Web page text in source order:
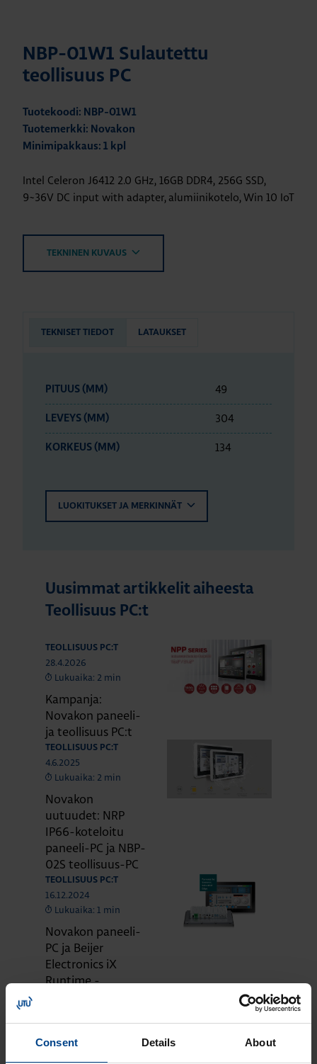
Consent Details About
NBP-01W1 Sulautettu
teollisuus PC
Tuotekoodi: NBP-01W1
Tuotemerkki: Novakon
Minimipakkaus: 1 kpl
Intel Celeron J6412 2.0 GHz, 16GB DDR4, 256G SSD,
9~36V DC input with adapter, alumiinikotelo, Win 10 IoT
TEKNINEN KUVAUS
TEKNISET TIEDOT LATAUKSET
PITUUS (MM) 49
LEVEYS (MM) 304
KORKEUS (MM) 134
LUOKITUKSET JA MERKINNÄT
Uusimmat artikkelit aiheesta
Teollisuus PC:t
TEOLLISUUS PC:T
28.4.2026
Lukuaika: 2 min
Kampanja:
Novakon paneeli-
ja teollisuus PC:t
TEOLLISUUS PC:T
4.6.2025
Lukuaika: 2 min
Novakon
uutuudet: NRP
IP66-koteloitu
paneeli-PC ja NBP-
02S teollisuus-PC
TEOLLISUUS PC:T
16.12.2024
Lukuaika: 1 min
Novakon paneeli-
PC ja Beijer
Electronics iX
Runtime -